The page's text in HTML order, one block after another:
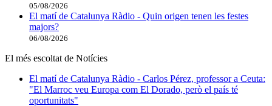
05/08/2026
El matí de Catalunya Ràdio - Quin origen tenen les festes
majors?
06/08/2026
El més escoltat de Notícies
El matí de Catalunya Ràdio - Carlos Pérez, professor a Ceuta:
"El Marroc veu Europa com El Dorado, però el país té
oportunitats"